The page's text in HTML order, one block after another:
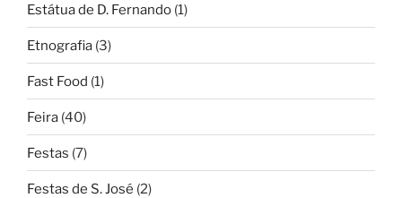
Estátua de D. Fernando (1)
Etnografia (3)
Fast Food (1)
Feira (40)
Festas (7)
Festas de S. José (2)